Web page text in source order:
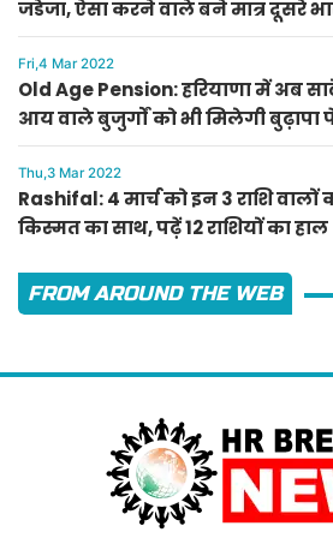
जडेजा, ऐसा करने वाले बने मात्र दूसरे
Fri,4 Mar 2022
Old Age Pension: हरियाणा में अब
आय वाले बुजुर्गों को भी मिलेगी
लाल का ऐलान
Thu,3 Mar 2022
Rashifal: 4 मार्च को इन 3 राशि
किस्मत का साथ, पढ़ें 12 राशियों का हाल
FROM AROUND THE WEB